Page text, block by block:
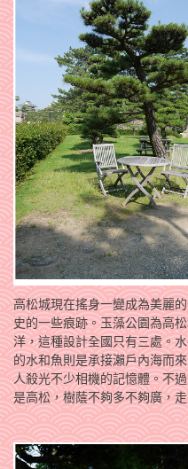
高松城現在搖身一變成為美麗
史的一些痕跡。玉藻公園為高
洋，這種設計全國只有三處。
的水和魚則是承接瀨戶內海而
人殺光不少相機的記憶體。不
是高松，樹蔭不夠多不夠廣，